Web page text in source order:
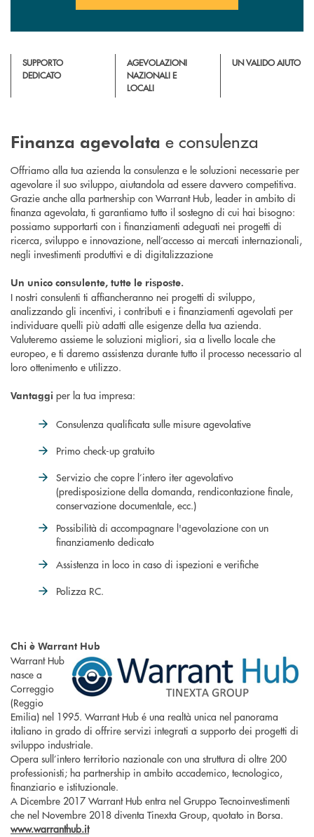
SUPPORTO
DEDICATO
AGEVOLAZIONI
NAZIONALI E
LOCALI
UN VALIDO AIUTO
Finanza agevolata e consulenza
Offriamo alla tua azienda la consulenza e le soluzioni necessarie per
agevolare il suo sviluppo, aiutandola ad essere davvero competitiva.
Grazie anche alla partnership con Warrant Hub, leader in ambito di
finanza agevolata, ti garantiamo tutto il sostegno di cui hai bisogno:
possiamo supportarti con i finanziamenti adeguati nei progetti di
ricerca, sviluppo e innovazione, nell’accesso ai mercati internazionali,
negli investimenti produttivi e di digitalizzazione
Un unico consulente, tutte le risposte.
I nostri consulenti ti affiancheranno nei progetti di sviluppo,
analizzando gli incentivi, i contributi e i finanziamenti agevolati per
individuare quelli più adatti alle esigenze della tua azienda.
Valuteremo assieme le soluzioni migliori, sia a livello locale che
europeo, e ti daremo assistenza durante tutto il processo necessario al
loro ottenimento e utilizzo.
Vantaggi per la tua impresa:
Consulenza qualificata sulle misure agevolative
Primo check-up gratuito
Servizio che copre l’intero iter agevolativo
(predisposizione della domanda, rendicontazione finale,
conservazione documentale, ecc.)
Possibilità di accompagnare l'agevolazione con un
finanziamento dedicato
Assistenza in loco in caso di ispezioni e verifiche
Polizza RC.
Chi è Warrant Hub
Warrant Hub
nasce a
Correggio
(Reggio
Emilia) nel 1995. Warrant Hub é una realtà unica nel panorama
italiano in grado di offrire servizi integrati a supporto dei progetti di
sviluppo industriale.
Opera sull’intero territorio nazionale con una struttura di oltre 200
professionisti; ha partnership in ambito accademico, tecnologico,
finanziario e istituzionale.
A Dicembre 2017 Warrant Hub entra nel Gruppo Tecnoinvestimenti
che nel Novembre 2018 diventa Tinexta Group, quotato in Borsa.
www.warranthub.it